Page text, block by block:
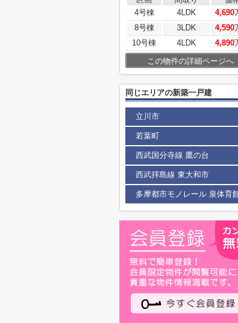
4号棟
4LDK 4,690
8号棟
3LDK 4,590
10号棟
4LDK 4,890
この物件の詳細ページへ
同じエリアの新築一戸建
立川市
若葉町
西武国分寺線 鷹の台
西武拝島線 東大和市
多摩都市モノレール 泉体育